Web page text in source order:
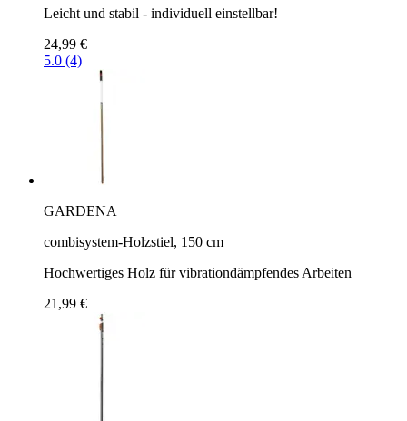
Leicht und stabil - individuell einstellbar!
24,99 €
5.0 (4)
GARDENA
combisystem-Holzstiel, 150 cm
Hochwertiges Holz für vibrationdämpfendes Arbeiten
21,99 €